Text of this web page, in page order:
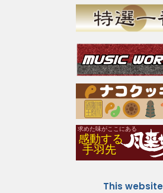
This website